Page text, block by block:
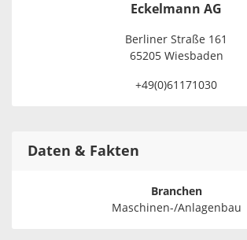
Eckelmann AG
Ber­li­ner Stra­ße 161
65205 Wies­ba­den
+49(0)61171030
Daten & Fakten
Branchen
Maschinen-/Anlagenbau